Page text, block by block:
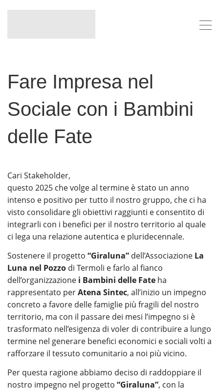
Fare Impresa nel
Sociale con i Bambini
delle Fate
Cari Stakeholder,
questo 2025 che volge al termine è stato un anno
intenso e positivo per tutto il nostro gruppo, che ci ha
visto consolidare gli obiettivi raggiunti e consentito di
integrarli con i benefici per il nostro territorio al quale
ci lega una relazione autentica e pluridecennale.
Sostenere il progetto “Giraluna” dell’Associazione La
Luna nel Pozzo di Termoli e farlo al fianco
dell’organizzazione i Bambini delle Fate ha
rappresentato perAtena Sintec, all’inizio un impegno
concreto a favore delle famiglie più fragili del nostro
territorio, ma con il passare dei mesi l’impegno si è
trasformato nell’esigenza di voler di contribuire a lungo
termine nel generare benefici economici e sociali volti a
rafforzare il tessuto comunitario a noi più vicino.
Per questa ragione abbiamo deciso di raddoppiare il
nostro impegno nel progetto “Giraluna”, con la